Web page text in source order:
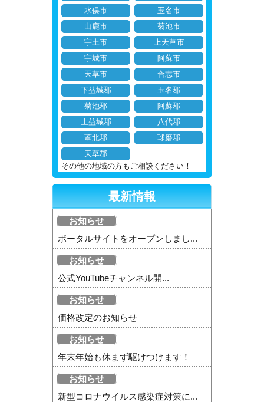
水俣市
玉名市
山鹿市
菊池市
宇土市
上天草市
宇城市
阿蘇市
天草市
合志市
下益城郡
玉名郡
菊池郡
阿蘇郡
上益城郡
八代郡
葦北郡
球磨郡
天草郡
その他の地域の方もご相談ください！
最新情報
お知らせ
ポータルサイトをオープンしまし...
お知らせ
公式YouTubeチャンネル開...
お知らせ
価格改定のお知らせ
お知らせ
年末年始も休まず駆けつけます！
お知らせ
新型コロナウイルス感染症対策に...